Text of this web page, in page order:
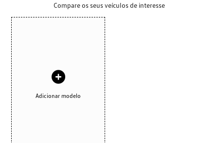
Compare os seus veículos de interesse
Adicionar modelo